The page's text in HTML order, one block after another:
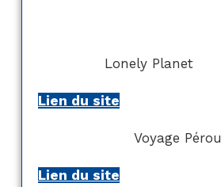
Lonely Planet
Lien du site
Voyage Pérou
Lien du site